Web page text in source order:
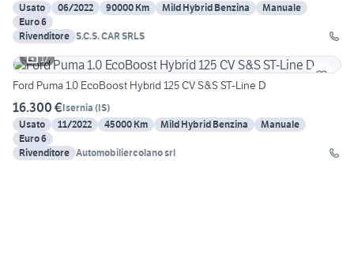
Usato
06/2022 90000 Km Mild Hybrid Benzina
Manuale
Euro 6
Rivenditore S.C.S. CAR SRLS
17
Ford Puma 1.0 EcoBoost Hybrid 125 CV S&S ST-Line D
16.300 €Isernia (IS)
Usato
11/2022 45000 Km Mild Hybrid Benzina
Manuale
Euro 6
Rivenditore Automobiliercolano srl